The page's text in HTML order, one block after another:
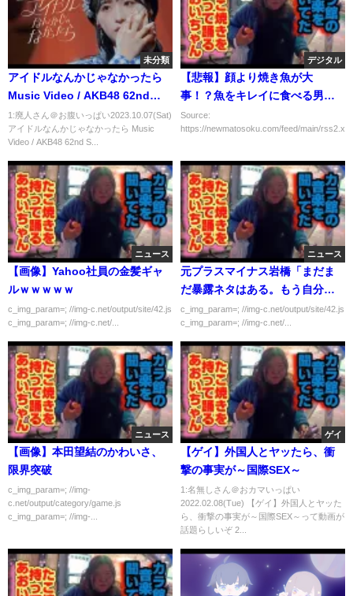
未分類
アイドルなんかじゃなかったら
Music Video / AKB48 62nd
Single【公式】
1:廃人さん＠お腹いっぱい2023.10.07(Sat)
アイドルなんかじゃなかったら Music
Video / AKB48 62nd S...
デジタル
【悲報】顔より焼き魚が大
事！？魚をキレイに食べる男が
モテるらしいwwwwww
Source:
https://newmatosoku.com/feed/main/
ニュース
【画像】Yahoo社員の金髪ギャ
ルｗｗｗｗｗ
c_img_param=; //img-c.net/output/site/42.js
c_img_param=; //img-c.net/...
ニュース
元プラスマイナス岩橋「まだま
だ暴露ネタはある。もう自分を
止められへん…」
c_img_param=; //img-c.net/output/site/42.js
c_img_param=; //img-c.net/...
ニュース
【画像】本田望結のかわいさ、
限界突破
c_img_param=; //img-
c.net/output/category/game.js
c_img_param=; //img-...
ゲイ
【ゲイ】外国人とヤッたら、衝
撃の事実が～国際SEX～
1:名無しさん＠おカマいっぱい
2022.02.08(Tue) 【ゲイ】外国人とヤッた
ら、衝撃の事実が～国際SEX～って動画が
話題らしいぞ 2...